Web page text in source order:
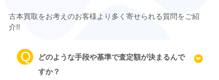
古本買取をお考えのお客様より多く寄せられる質問をご紹
介!!
どのような手段や基準で査定額が決まるんで
すか？